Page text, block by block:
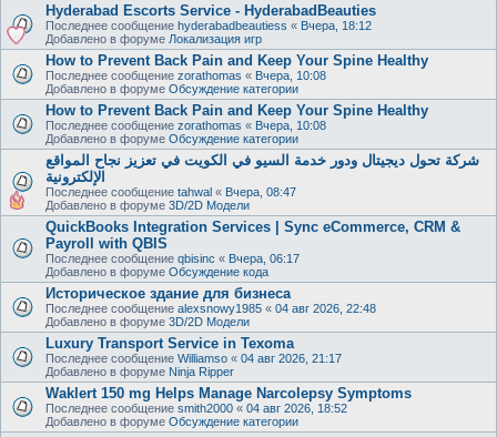
Hyderabad Escorts Service - HyderabadBeauties
Последнее сообщение hyderabadbeautiess « Вчера, 18:12
Добавлено в форуме Локализация игр
How to Prevent Back Pain and Keep Your Spine Healthy
Последнее сообщение zorathomas « Вчера, 10:08
Добавлено в форуме Обсуждение категории
How to Prevent Back Pain and Keep Your Spine Healthy
Последнее сообщение zorathomas « Вчера, 10:08
Добавлено в форуме Обсуждение категории
شركة تحول ديجيتال ودور خدمة السيو في الكويت في تعزيز نجاح المواقع
الإلكترونية
Последнее сообщение tahwal « Вчера, 08:47
Добавлено в форуме 3D/2D Модели
QuickBooks Integration Services | Sync eCommerce, CRM &
Payroll with QBIS
Последнее сообщение qbisinc « Вчера, 06:17
Добавлено в форуме Обсуждение кода
Историческое здание для бизнеса
Последнее сообщение alexsnowy1985 « 04 авг 2026, 22:48
Добавлено в форуме 3D/2D Модели
Luxury Transport Service in Texoma
Последнее сообщение Williamso « 04 авг 2026, 21:17
Добавлено в форуме Ninja Ripper
Waklert 150 mg Helps Manage Narcolepsy Symptoms
Последнее сообщение smith2000 « 04 авг 2026, 18:52
Добавлено в форуме Обсуждение категории